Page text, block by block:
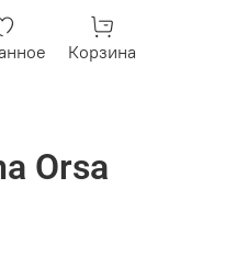
Корзина
Orsa